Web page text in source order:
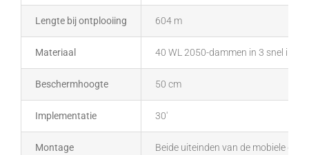
Lengte bij ontplooiing 604 m
Materiaal 40 WL 2050-dammen in 3 snel
Beschermhoogte 50 cm
Implementatie 30′
Montage Beide uiteinden van de mobiele